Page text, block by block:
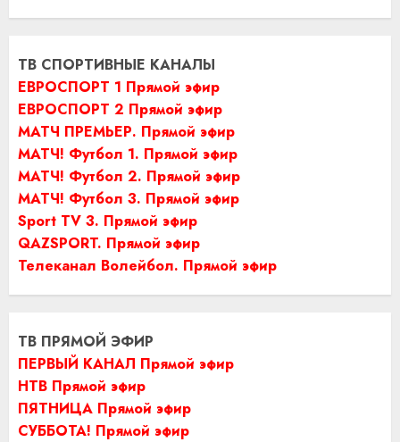
ТВ СПОРТИВНЫЕ КАНАЛЫ
ЕВРОСПОРТ 1 Прямой эфир
ЕВРОСПОРТ 2 Прямой эфир
МАТЧ ПРЕМЬЕР. Прямой эфир
МАТЧ! Футбол 1. Прямой эфир
МАТЧ! Футбол 2. Прямой эфир
МАТЧ! Футбол 3. Прямой эфир
Sport TV 3. Прямой эфир
QAZSPORT. Прямой эфир
Телеканал Волейбол. Прямой эфир
ТВ ПРЯМОЙ ЭФИР
ПЕРВЫЙ КАНАЛ Прямой эфир
НТВ Прямой эфир
ПЯТНИЦА Прямой эфир
СУББОТА! Прямой эфир